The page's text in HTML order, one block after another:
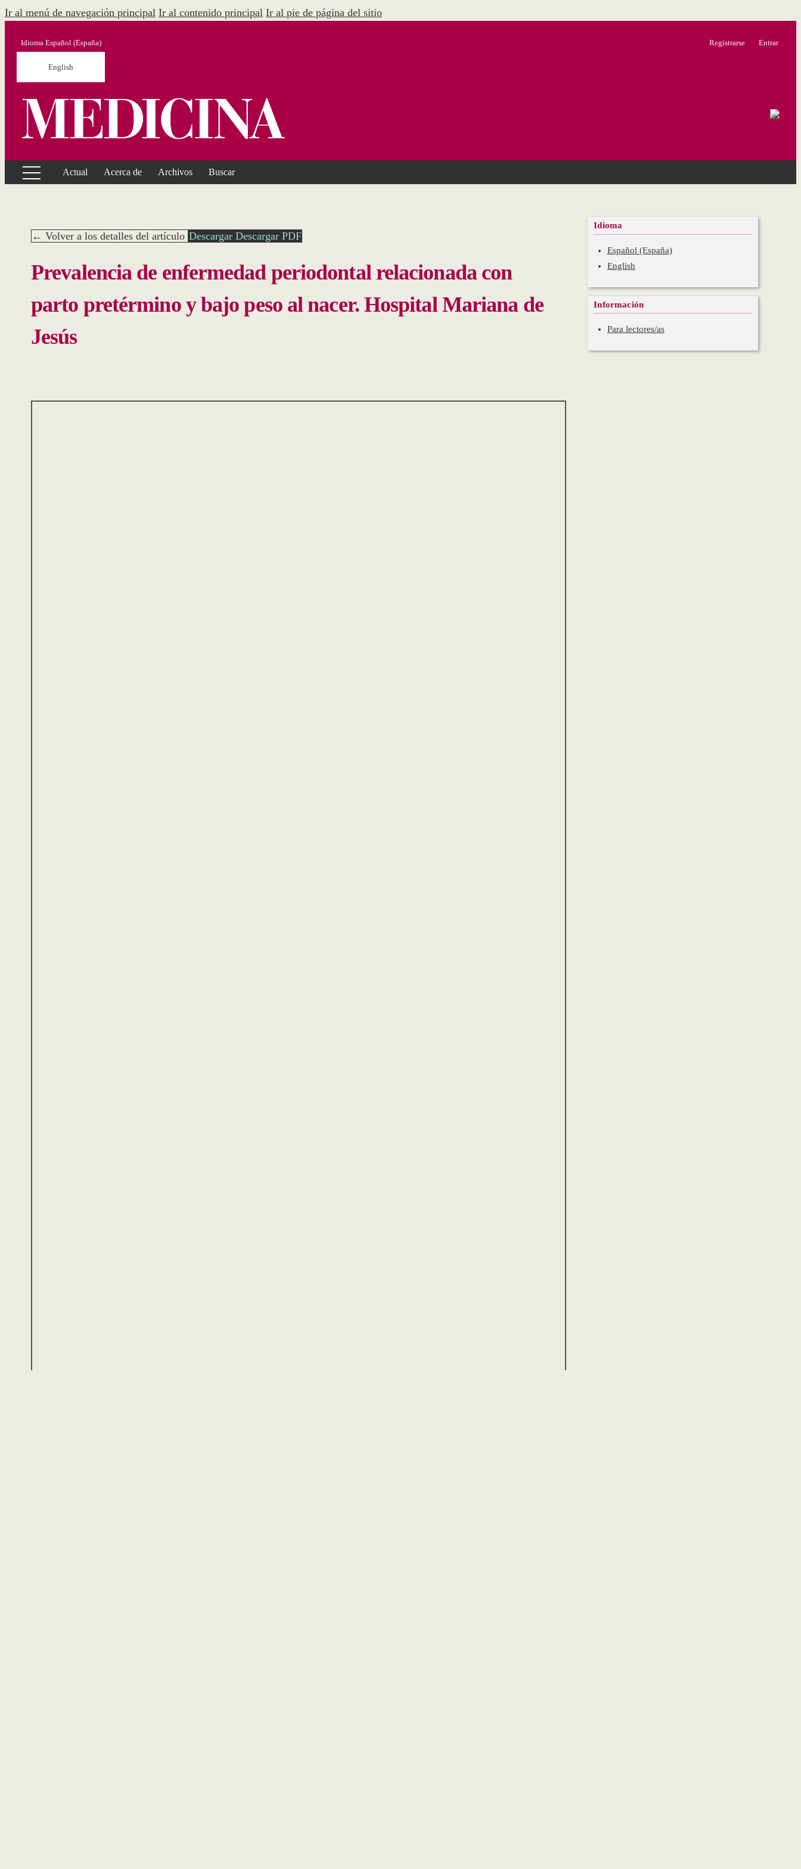
Ir al menú de navegación principal Ir al contenido principal Ir al pie de página del sitio
Idioma Español (España)
English
Registrarse Entrar
Actual Acerca de Archivos Buscar
← Volver a los detalles del artículo Descargar Descargar PDF
Prevalencia de enfermedad periodontal relacionada con
parto pretérmino y bajo peso al nacer. Hospital Mariana de
Jesús
Idioma
Español (España)
English
Información
Para lectores/as